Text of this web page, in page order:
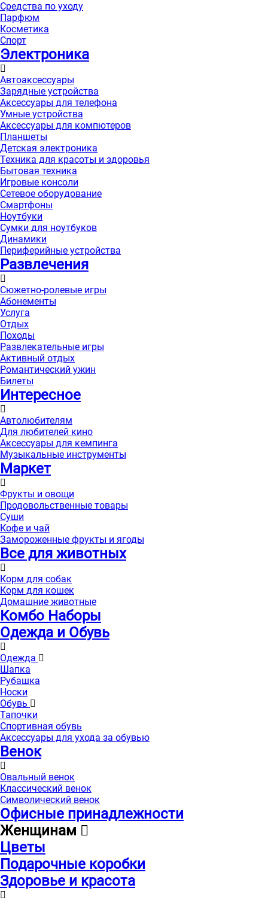
Средства по уходу
Парфюм
Косметика
Спорт
Электроника
Автоаксессуары
Зарядные устройства
Аксессуары для телефона
Умные устройства
Аксессуары для компютеров
Планшеты
Детская электроника
Техника для красоты и здоровья
Бытовая техника
Игровые консоли
Сетевое оборудование
Смартфоны
Ноутбуки
Сумки для ноутбуков
Динамики
Периферийные устройства
Развлечения
Сюжетно-ролевые игры
Абонементы
Услуга
Отдых
Походы
Развлекательные игры
Активный отдых
Романтический ужин
Билеты
Интересноe
Автолюбителям
Для любителей кино
Аксессуары для кемпинга
Музыкальные инструменты
Маркет
Фрукты и овощи
Продовольственные товары
Суши
Кофе и чай
Замороженные фрукты и ягоды
Все для животных
Корм для собак
Корм для кошек
Домашние животные
Комбо Наборы
Одежда и Обувь
Одежда
Шапка
Рубашка
Носки
Обувь
Тапочки
Спортивная обувь
Аксессуары для ухода за обувью
Венок
Овальный венок
Классический венок
Символический венок
Офисные принадлежности
Женщинам
Цветы
Подарочные коробки
Здоровье и красота